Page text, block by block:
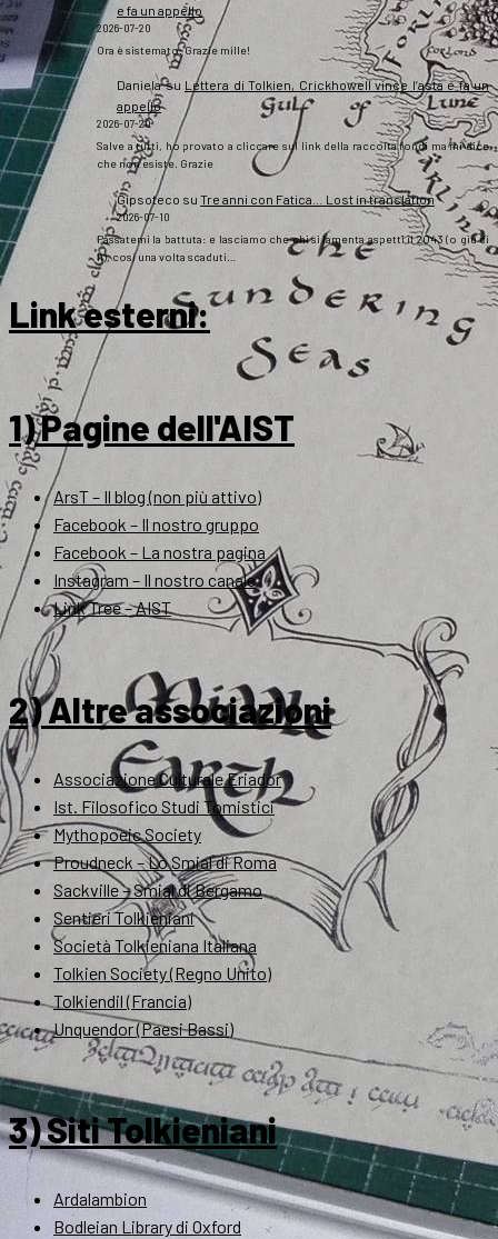
e fa un appello
2026-07-20
Ora è sistemato. Grazie mille!
Danielasu Lettera di Tolkien, Crickhowell vince l’asta e fa un
appello
2026-07-20
Salve a tutti, ho provato a cliccare sul link della raccolta fondi ma mi dice
che non esiste. Grazie
Gipsoteco su Tre anni con Fatica… Lost in translation
2026-07-10
Passatemi la battuta: e lasciamo che chi si lamenta aspetti il 2043 (o giù di
lì), così una volta scaduti…
Link esterni:
1) Pagine dell'AIST
ArsT – Il blog (non più attivo)
Facebook – Il nostro gruppo
Facebook – La nostra pagina
Instagram – Il nostro canale
Link Tree – AIST
2) Altre associazioni
Associazione Culturale Eriador
Ist. Filosofico Studi Tomistici
Mythopoeic Society
Proudneck – Lo Smial di Roma
Sackville – Smial di Bergamo
Sentieri Tolkieniani
Società Tolkieniana Italiana
Tolkien Society (Regno Unito)
Tolkiendil (Francia)
Unquendor (Paesi Bassi)
3) Siti Tolkieniani
Ardalambion
Bodleian Library di Oxford